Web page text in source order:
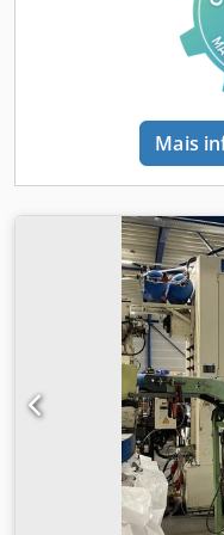
direito: 7 mm Credpfx
kg Carga útil: 28.620 kg
Condição Danos:
Mais